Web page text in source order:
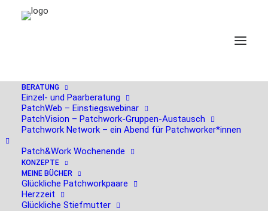
BERATUNG
Einzel- und Paarberatung
PatchWeb – Einstiegswebinar
PatchVision – Patchwork-Gruppen-Austausch
Patchwork Network – ein Abend für Patchworker*innen
Patch&Work Wochenende
KONZEPTE
MEINE BÜCHER
Glückliche Patchworkpaare
Herzzeit
Glückliche Stiefmutter
2. September 2025, SWR:
Auswirkungen von
Scheidung und Trennung
auf Kinder